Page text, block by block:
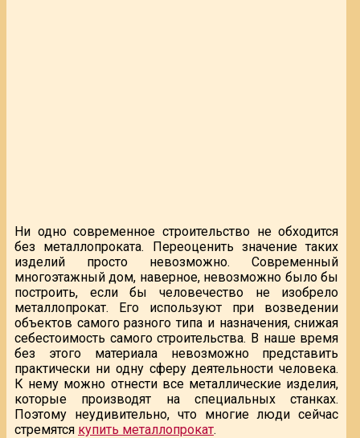
Ни одно современное строительство не обходится
без металлопроката. Переоценить значение таких
изделий просто невозможно. Современный
многоэтажный дом, наверное, невозможно было бы
построить, если бы человечество не изобрело
металлопрокат. Его используют при возведении
объектов самого разного типа и назначения, снижая
себестоимость самого строительства. В наше время
без этого материала невозможно представить
практически ни одну сферу деятельности человека.
К нему можно отнести все металлические изделия,
которые производят на специальных станках.
Поэтому неудивительно, что многие люди сейчас
стремятся купить металлопрокат.